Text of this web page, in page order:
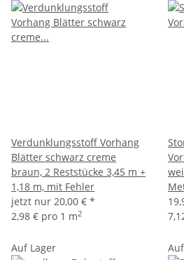
Verdunklungsstoff Vorhang
Blätter schwarz creme
braun, 2 Reststücke 3,45 m +
1,18 m, mit Fehler
jetzt nur 20,00 € *
2,98 € pro 1 m2
Auf Lager